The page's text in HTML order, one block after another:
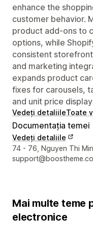
enhance the
customer behavior.
product add-ons to
options, while
consistent
and marketing
expands product
fixes for carousels,
and unit price
Vedeți detaliileToate
Documentația temei
Vedeți detaliile
Detaliile de contact
74 - 76, Nguyen Thi
Mai multe teme
electronice